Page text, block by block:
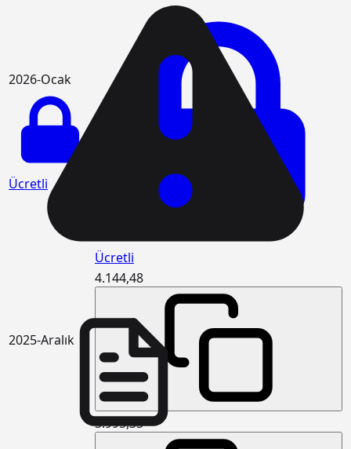
2026-Ocak
Ücretli
Ücretli
2025-Aralık
4.144,48
3.995,33